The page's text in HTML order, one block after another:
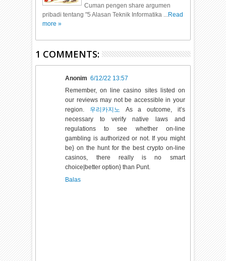
Cuman pengen share argumen
pribadi tentang "5 Alasan Teknik Informatika ...Read
more »
1 COMMENTS:
Anonim 6/12/22 13:57
Remember, on line casino sites listed on
our reviews may not be accessible in your
region. 우리카지노 As a outcome, it’s
necessary to verify native laws and
regulations to see whether on-line
gambling is authorized or not. If you might
be} on the hunt for the best crypto on-line
casinos, there really is no smart
choice|better option} than Punt.
Balas